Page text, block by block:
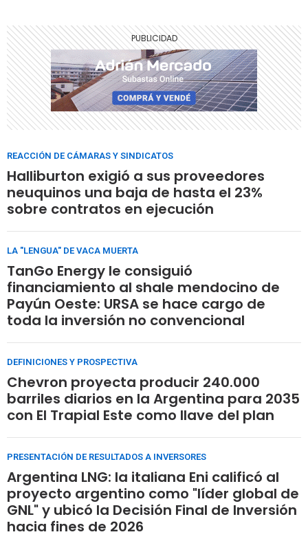
REACCIÓN DE CÁMARAS Y SINDICATOS
Halliburton exigió a sus proveedores
neuquinos una baja de hasta el 23%
sobre contratos en ejecución
LA "LENGUA" DE VACA MUERTA
TanGo Energy le consiguió
financiamiento al shale mendocino de
Payún Oeste: URSA se hace cargo de
toda la inversión no convencional
DEFINICIONES Y PROSPECTIVA
Chevron proyecta producir 240.000
barriles diarios en la Argentina para 2035
con El Trapial Este como llave del plan
PRESENTACIÓN DE RESULTADOS A INVERSORES
Argentina LNG: la italiana Eni calificó al
proyecto argentino como "líder global de
GNL" y ubicó la Decisión Final de Inversión
hacia fines de 2026